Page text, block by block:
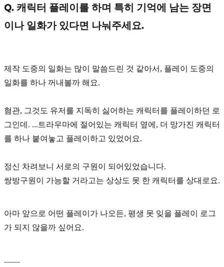
Q. 캐릭터 플레이를 하며 특히 기억에 남는 장면
이나 일화가 있다면 나눠주세요.
제작 도중의 일화는 많이 말씀드린 것 같아서, 플레이 도중의
일화를 하나 꺼내볼까 해요.
혐관, 그것도 유저를 지독히 싫어하는 캐릭터를 플레이하던 로
그인데. ...트라우마에 절어있는 캐릭터 옆에, 더 망가진 캐릭터
를 하나 붙여놓고 플레이하고 있었어요.
정신 차려보니 서로의 구원 이 되어있었습니다.
쌍방구원이 가능할 거라고는 상상도 못 한 캐릭터를 상대로요.
아마 앞으로 어떤 플레이가 나오든, 평생 못 잊을 플레이 로그
가 되지 않을까 싶어요.